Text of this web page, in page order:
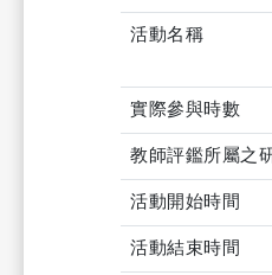
活動名稱
實際參與時數
教師評鑑所屬之
活動開始時間
活動結束時間